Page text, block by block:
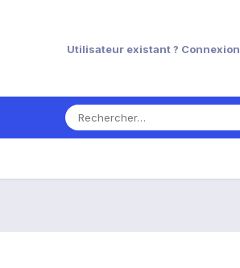
Utilisateur existant ? Connexion